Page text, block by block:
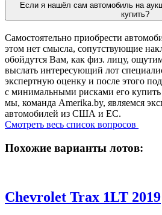
Если я нашёл сам автомобиль на
купить?
Самостоятельно приобрести
этом нет смысла, сопутствующие
обойдутся Вам, как физ. лицу,
выслать интересующий лот
экспертную оценку и после этого
с минимальными рисками его
мы, команда Amerika.by, являемся
автомобилей из США и ЕС.
Смотреть весь список вопросов
Похожие варианты лотов:
Chevrolet Trax 1LT 2019